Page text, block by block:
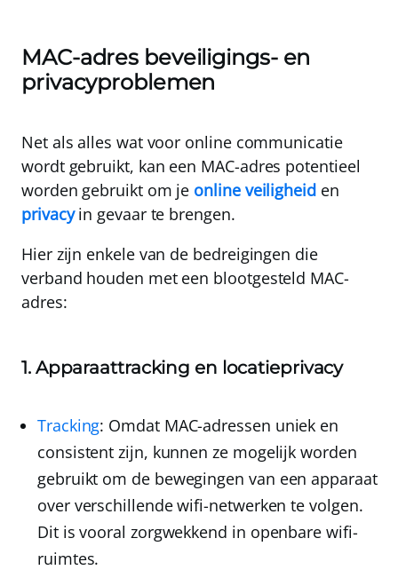
MAC-adres beveiligings- en
privacyproblemen
Net als alles wat voor online communicatie
wordt gebruikt, kan een MAC-adres potentieel
worden gebruikt om je online veiligheiden
privacyin gevaar te brengen.
Hier zijn enkele van de bedreigingen die
verband houden met een blootgesteld MAC-
adres:
1. Apparaattracking en locatieprivacy
Tracking: Omdat MAC-adressen uniek en
consistent zijn, kunnen ze mogelijk worden
gebruikt om de bewegingen van een apparaat
over verschillende wifi-netwerken te volgen.
Dit is vooral zorgwekkend in openbare wifi-
ruimtes.